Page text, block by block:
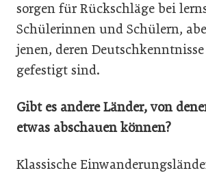
sorgen für Rückschläge bei
Schülerinnen und Schülern,
jenen, deren
gefestigt sind.
Gibt es andere Länder, von
etwas abschauen können?
Klassische